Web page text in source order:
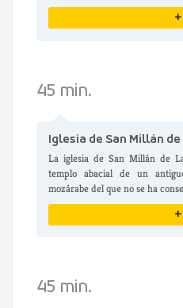
+
45 min.
Iglesia de San Millán de
La iglesia de San Millán de
templo abacial de un
mozárabe del que no se ha
+
45 min.